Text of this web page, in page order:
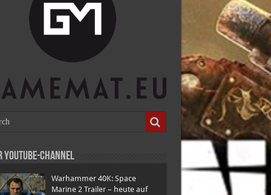
Youtube-Channel
Warhammer 40K: Space
Marine 2 Trailer – heute auf